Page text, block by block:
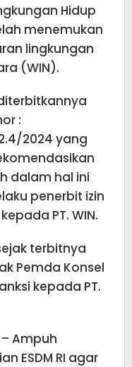
Hidup
menemukan
lingkungan
(WIN).
:
2024 yang
dalam hal ini
penerbit izin
PT. WIN.
terbitnya
Pemda Konsel
kepada PT.
– Ampuh
ESDM RI agar